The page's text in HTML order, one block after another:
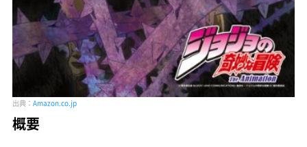
出典： Amazon.co.jp
概要